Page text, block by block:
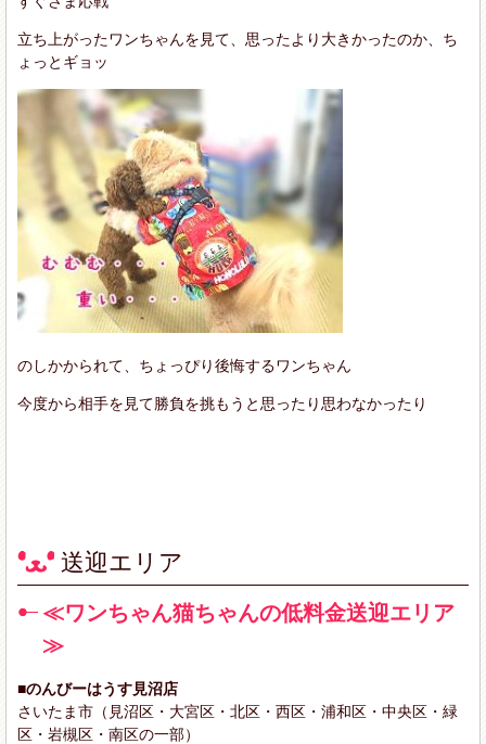
立ち上がったワンちゃんを見て、思ったより大きかったのか、ち
ょっとギョッ
のしかかられて、ちょっぴり後悔するワンちゃん
今度から相手を見て勝負を挑もうと思ったり思わなかったり
送迎エリア
≪ワンちゃん猫ちゃんの低料金送迎エリア
≫
■のんびーはうす見沼店
さいたま市（見沼区・大宮区・北区・西区・浦和区・中央区・緑
区・岩槻区・南区の一部）